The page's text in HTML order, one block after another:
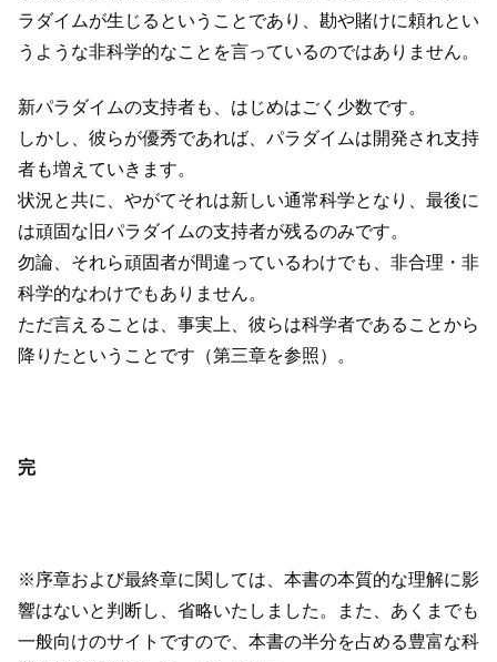
ラダイムが生じるということであり、勘や賭けに頼れとい
うような非科学的なことを言っているのではありません。
新パラダイムの支持者も、はじめはごく少数です。
しかし、彼らが優秀であれば、パラダイムは開発され支持
者も増えていきます。
状況と共に、やがてそれは新しい通常科学となり、最後に
は頑固な旧パラダイムの支持者が残るのみです。
勿論、それら頑固者が間違っているわけでも、非合理・非
科学的なわけでもありません。
ただ言えることは、事実上、彼らは科学者であることから
降りたということです（第三章を参照）。
完
※序章および最終章に関しては、本書の本質的な理解に影
響はないと判断し、省略いたしました。また、あくまでも
一般向けのサイトですので、本書の半分を占める豊富な科